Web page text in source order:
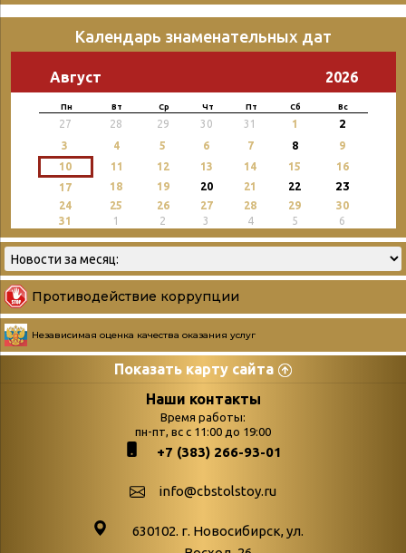
Календарь знаменательных дат
Август 2026
Пн Вт Ср Чт Пт Сб Вс
27 28 29 30 31 1 2
3 4 5 6 7 8
9
10
11 12 13 14 15
16
17
18 19 20 21 22 23
24 25 26 27 28 29
30
31
1 2 3 4 5 6
Противодействие коррупции
Независимая оценка качества оказания услуг
Показать карту сайта
Страницы
podvedenie-itogov-festivalya-
paskhalnaya-palitra
поступлений
Война. Народ.
Наши контакты
Время работы:
пн-пт, вс с 11:00 до 19:00
+7 (383) 266-93-01
info@cbstolstoy.ru
630102. г. Новосибирск, ул.